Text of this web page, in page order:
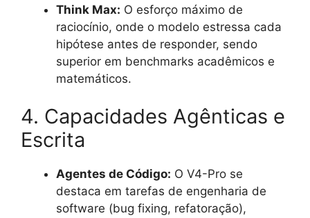
Think Max: O esforço máximo de
raciocínio, onde o modelo estressa cada
hipótese antes de responder, sendo
superior em benchmarks acadêmicos e
matemáticos.
4. Capacidades Agênticas e
Escrita
Agentes de Código: O V4-Pro se
destaca em tarefas de engenharia de
software (bug fixing, refatoração),